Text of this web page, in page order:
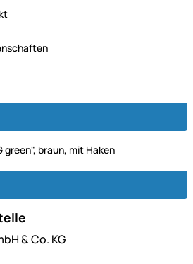
green", braun, mit Haken
& Co. KG